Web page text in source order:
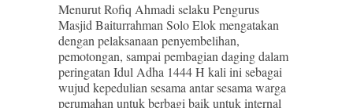
Menurut Rofiq Ahmadi selaku Pengurus
Masjid Baiturrahman Solo Elok mengatakan
dengan pelaksanaan penyembelihan,
pemotongan, sampai pembagian daging dalam
peringatan Idul Adha 1444 H kali ini sebagai
wujud kepedulian sesama antar sesama warga
perumahan untuk berbagi baik untuk internal